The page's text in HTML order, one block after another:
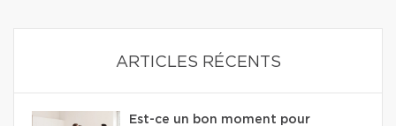
ARTICLES RÉCENTS
Est-ce un bon moment pour